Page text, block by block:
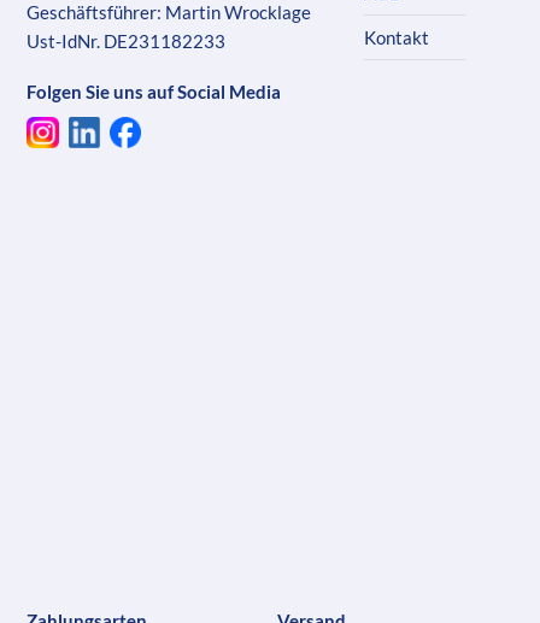
Geschäftsführer: Martin Wrocklage
Ust-IdNr. DE231182233
Folgen Sie uns auf Social Media
Kontakt